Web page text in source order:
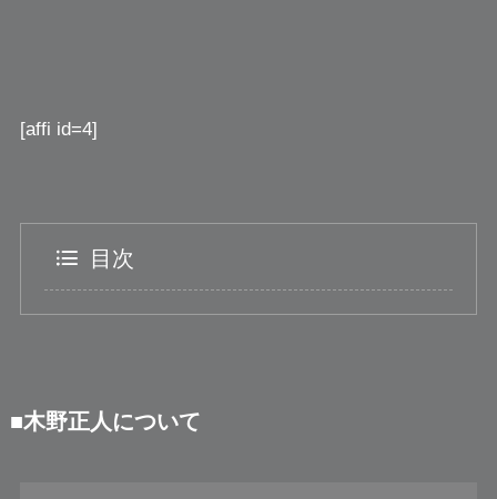
[affi id=4]
目次
■木野正人について